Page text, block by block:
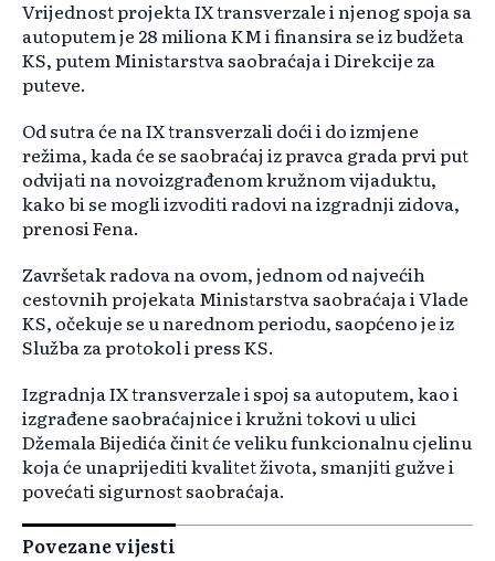
Vrijednost projekta IX transverzale i njenog spoja sa
autoputem je 28 miliona KM i finansira se iz budžeta
KS, putem Ministarstva saobraćaja i Direkcije za
puteve.
Od sutra će na IX transverzali doći i do izmjene
režima, kada će se saobraćaj iz pravca grada prvi put
odvijati na novoizgrađenom kružnom vijaduktu,
kako bi se mogli izvoditi radovi na izgradnji zidova,
prenosi Fena.
Završetak radova na ovom, jednom od najvećih
cestovnih projekata Ministarstva saobraćaja i Vlade
KS, očekuje se u narednom periodu, saopćeno je iz
Služba za protokol i press KS.
Izgradnja IX transverzale i spoj sa autoputem, kao i
izgrađene saobraćajnice i kružni tokovi u ulici
Džemala Bijedića činit će veliku funkcionalnu cjelinu
koja će unaprijediti kvalitet života, smanjiti gužve i
povećati sigurnost saobraćaja.
Povezane vijesti